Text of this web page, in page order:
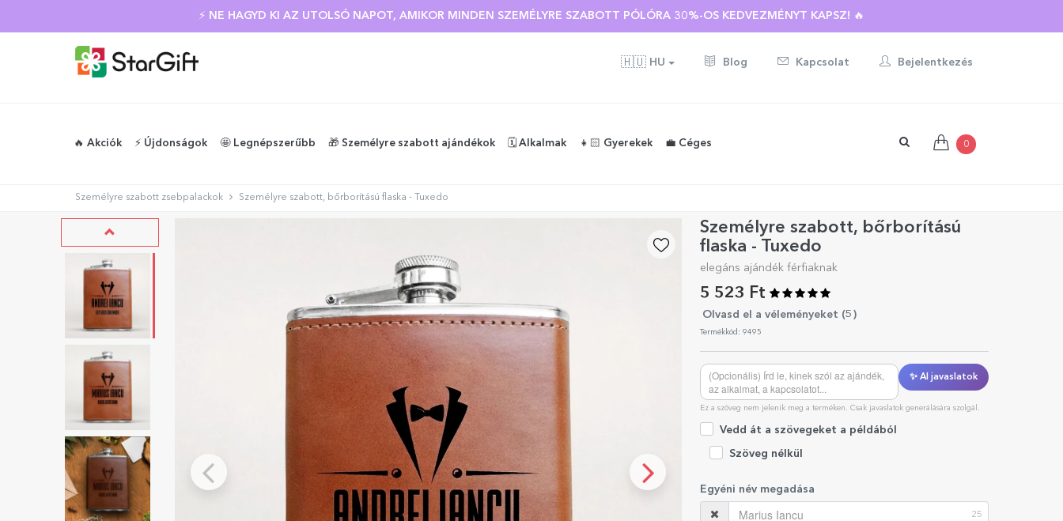
⚡ NE HAGYD KI AZ UTOLSÓ NAPOT, AMIKOR MINDEN SZEMÉLYRE SZABOTT PÓLÓRA 30%-OS KEDVEZMÉNYT KAPSZ! 🔥
🇭🇺 HU Blog Kapcsolat Bejelentkezés
🔥 Akciók ⚡️ Újdonságok 🤩 Legnépszerűbb 🎁 Személyre szabott ajándékok 🗓️ Alkalmak 👧🏻 Gyerekek 💼 Céges 0
Személyre szabott zsebpalackok Személyre szabott, bőrborítású flaska - Tuxedo
Személyre szabott, bőrborítású
flaska - Tuxedo
elegáns ajándék férfiaknak
5 523 Ft
Olvasd el a véleményeket (5 )
Termékkód: 9495
✨ AI javaslatok
Ez a szöveg nem jelenik meg a terméken. Csak javaslatok generálására szolgál.
Vedd át a szövegeket a példából
Szöveg nélkül
Egyéni név megadása
25